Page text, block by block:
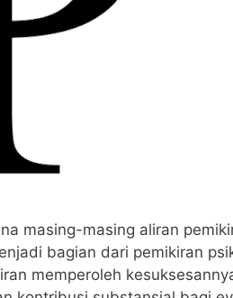
masing-masing aliran
bagian dari pemikiran
memperoleh